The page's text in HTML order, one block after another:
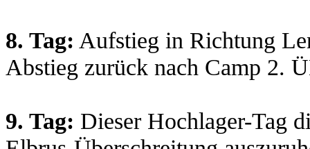
8. Tag: Aufstieg in Richtung
Abstieg zurück nach Camp 2.
9. Tag: Dieser Hochlager-Tag